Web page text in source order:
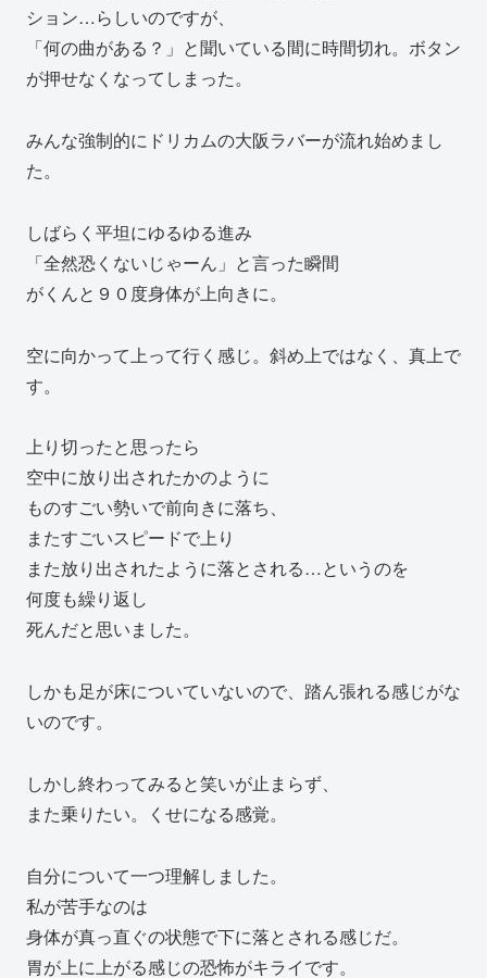
ション…らしいのですが、
「何の曲がある？」と聞いている間に時間切れ。ボタン
が押せなくなってしまった。
みんな強制的にドリカムの大阪ラバーが流れ始めまし
た。
しばらく平坦にゆるゆる進み
「全然恐くないじゃーん」と言った瞬間
がくんと９０度身体が上向きに。
空に向かって上って行く感じ。斜め上ではなく、真上で
す。
上り切ったと思ったら
空中に放り出されたかのように
ものすごい勢いで前向きに落ち、
またすごいスピードで上り
また放り出されたように落とされる…というのを
何度も繰り返し
死んだと思いました。
しかも足が床についていないので、踏ん張れる感じがな
いのです。
しかし終わってみると笑いが止まらず、
また乗りたい。くせになる感覚。
自分について一つ理解しました。
私が苦手なのは
身体が真っ直ぐの状態で下に落とされる感じだ。
胃が上に上がる感じの恐怖がキライです。